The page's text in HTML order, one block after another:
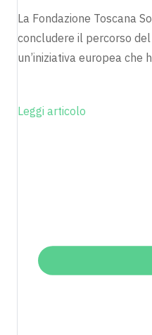
La Fondazione Toscana
concludere il percorso
un’iniziativa europea
Leggi articolo